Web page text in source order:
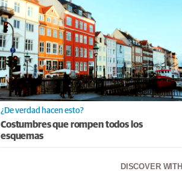
¿De verdad hacen esto?
Costumbres que rompen todos los
esquemas
DISCOVER WITH